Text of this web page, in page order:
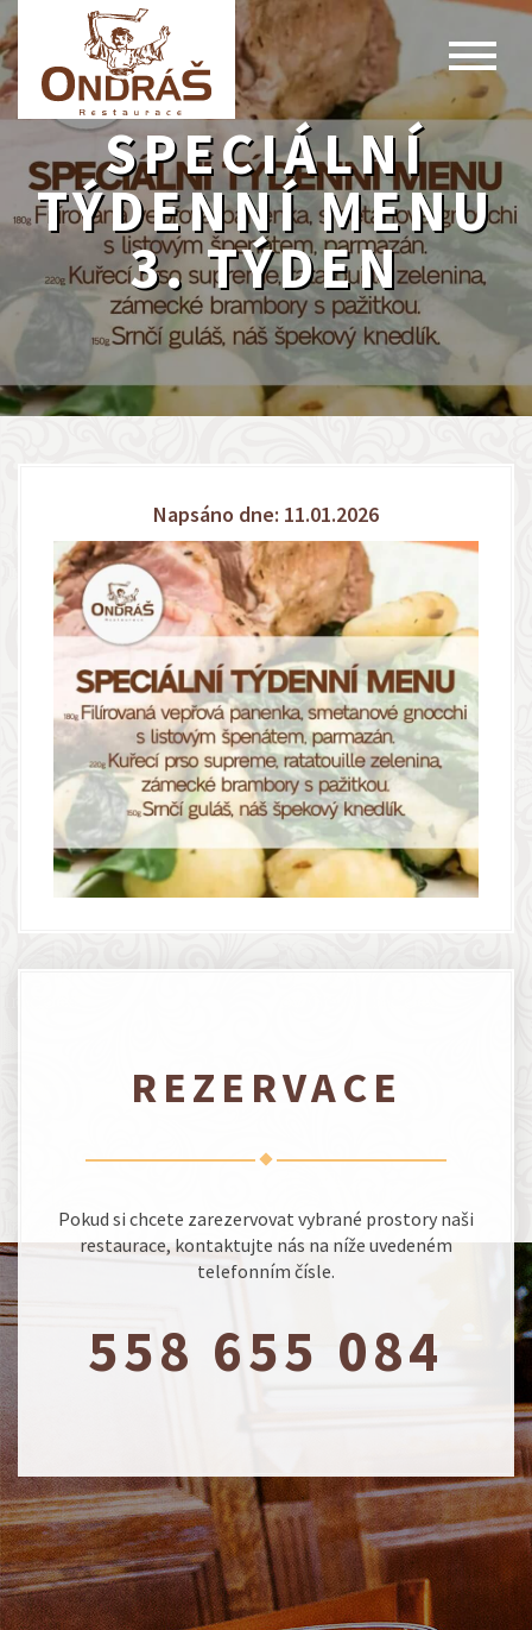
SPECIÁLNÍ
TÝDENNÍ MENU
3. TÝDEN
Napsáno dne: 11.01.2026
REZERVACE
Pokud si chcete zarezervovat vybrané prostory naši
restaurace, kontaktujte nás na níže uvedeném
telefonním čísle.
558 655 084